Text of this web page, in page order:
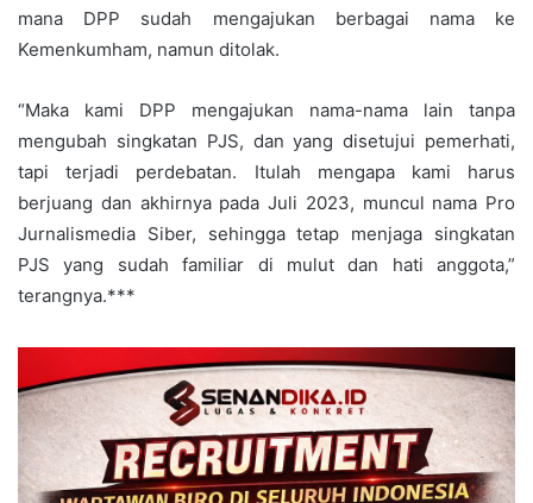
mana DPP sudah mengajukan berbagai nama ke
Kemenkumham, namun ditolak.
“Maka kami DPP mengajukan nama-nama lain tanpa
mengubah singkatan PJS, dan yang disetujui pemerhati,
tapi terjadi perdebatan. Itulah mengapa kami harus
berjuang dan akhirnya pada Juli 2023, muncul nama Pro
Jurnalismedia Siber, sehingga tetap menjaga singkatan
PJS yang sudah familiar di mulut dan hati anggota,”
terangnya.***